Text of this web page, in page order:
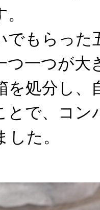
でもらった
つ一つが大
を処分し、
とで、コン
た。